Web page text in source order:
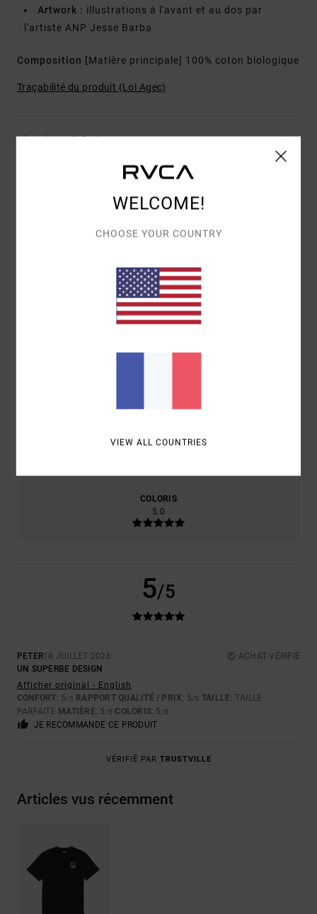
Artwork : illustrations à l'avant et au dos par
l'artiste ANP Jesse Barba
Composition [Matière principale] 100% coton biologique
Traçabilité du produit (Loi Agec)
Livraison & Retours
5.0/5
TAILLE
COLORIS
5.0
5/5
PETER18 JUILLET 2026
ACHAT VÉRIFIÉ
UN SUPERBE DESIGN
Afficher original - English
CONFORT: 5/5 RAPPORT QUALITÉ / PRIX: 5/5 TAILLE: TAILLE
PARFAITE MATIÈRE: 5 /5 COLORIS: 5 /5
JE RECOMMANDE CE PRODUIT
VÉRIFIÉ PAR TRUSTVILLE
Articles vus récemment
WELCOME!
CHOOSE YOUR COUNTRY
VIEW ALL COUNTRIES